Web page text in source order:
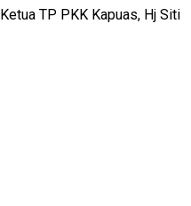
TP PKK Kapuas, Hj Siti